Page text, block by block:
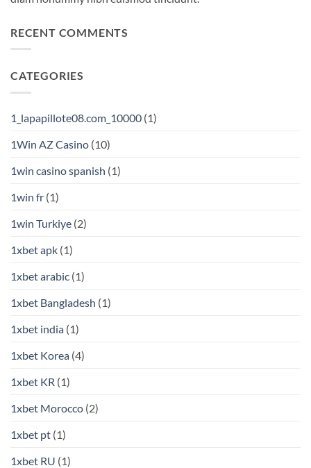
RECENT COMMENTS
CATEGORIES
1_lapapillote08.com_10000 (1)
1Win AZ Casino (10)
1win casino spanish (1)
1win fr (1)
1win Turkiye (2)
1xbet apk (1)
1xbet arabic (1)
1xbet Bangladesh (1)
1xbet india (1)
1xbet Korea (4)
1xbet KR (1)
1xbet Morocco (2)
1xbet pt (1)
1xbet RU (1)